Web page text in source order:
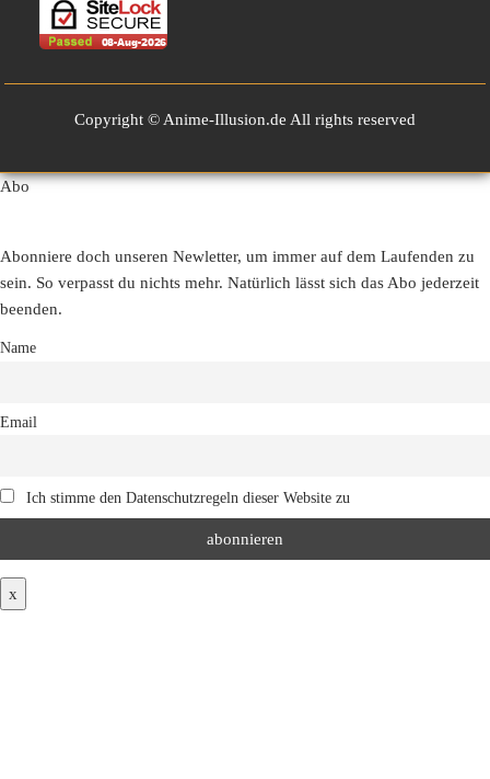
Copyright © Anime-Illusion.de All rights reserved
Abo
Abonniere doch unseren Newletter, um immer auf dem Laufenden zu
sein. So verpasst du nichts mehr. Natürlich lässt sich das Abo jederzeit
beenden.
Name
Email
Ich stimme den Datenschutzregeln dieser Website zu
x